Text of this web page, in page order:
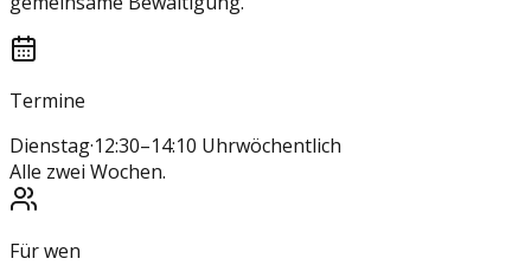
Termine
Dienstag·12:30–14:10 Uhrwöchentlich
Alle zwei Wochen.
Für wen